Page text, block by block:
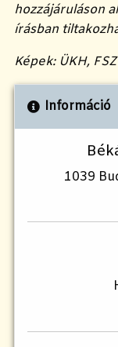
hozzájáruláson
írásban
Képek: ÜKH,
Információ
1039